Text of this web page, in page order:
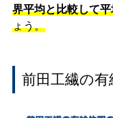
界平均と比較して
ょう。
前田工繊の